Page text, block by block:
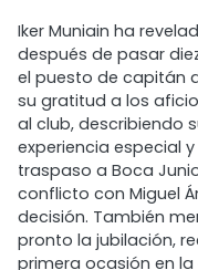
Iker Muniain ha
después de pasar
el puesto de capitán
su gratitud a los
al club, describiendo
experiencia especial
traspaso a Boca
conflicto con Miguel
decisión. También
pronto la jubilación,
primera ocasión en